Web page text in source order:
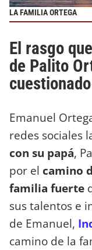
LA FAMILIA ORTEGA
El rasgo
de Palito
Emanuel
redes sociales
con su papá,
por el camino
familia fuerte
sus talentos e
de Emanuel,
camino de la